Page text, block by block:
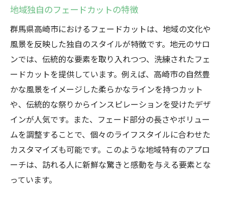
地域独自のフェードカットの特徴
群馬県高崎市におけるフェードカットは、地域の文化や
風景を反映した独自のスタイルが特徴です。地元のサロ
ンでは、伝統的な要素を取り入れつつ、洗練されたフェ
ードカットを提供しています。例えば、高崎市の自然豊
かな風景をイメージした柔らかなラインを持つカット
や、伝統的な祭りからインスピレーションを受けたデザ
インが人気です。また、フェード部分の長さやボリュー
ムを調整することで、個々のライフスタイルに合わせた
カスタマイズも可能です。このような地域特有のアプロ
ーチは、訪れる人に新鮮な驚きと感動を与える要素とな
っています。